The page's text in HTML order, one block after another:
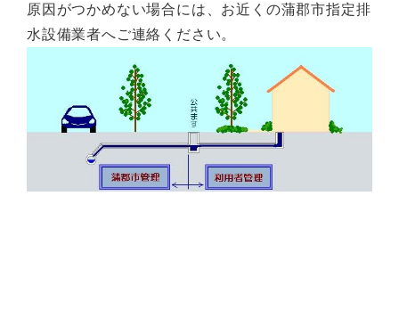
原因がつかめない場合には、お近くの蒲郡市指定排
水設備業者へご連絡ください。